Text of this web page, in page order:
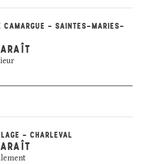
CAMARGUE - SAINTES-MARIES-
- CHARLEVAL